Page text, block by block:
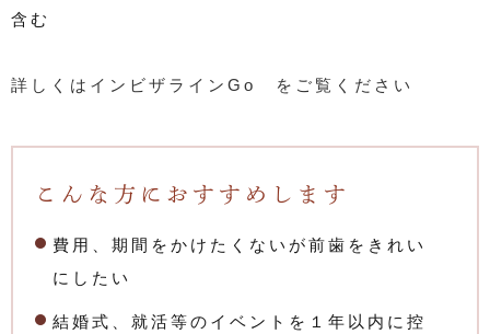
含む
詳しくはインビザラインGo をご覧ください
こんな方におすすめします
費用、期間をかけたくないが前歯をきれい
にしたい
結婚式、就活等のイベントを１年以内に控